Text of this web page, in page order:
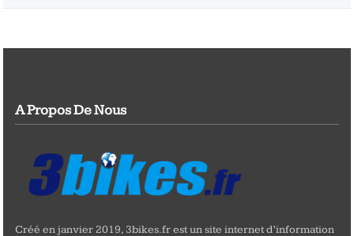
A Propos De Nous
Créé en janvier 2019, 3bikes.fr est un site internet d’information